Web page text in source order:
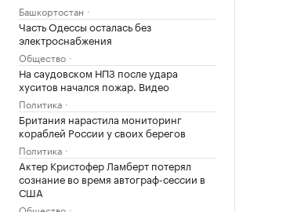
Башкортостан
Часть Одессы осталась без
электроснабжения
Общество
На саудовском НПЗ после удара
хуситов начался пожар. Видео
Политика
Британия нарастила мониторинг
кораблей России у своих берегов
Политика
Актер Кристофер Ламберт потерял
сознание во время автограф-сессии в
США
Общество